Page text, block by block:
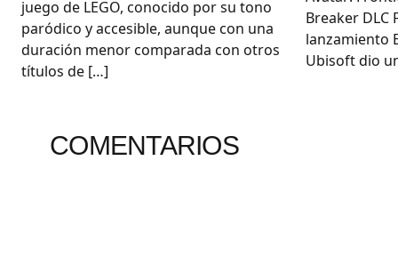
juego de LEGO, conocido por su tono
paródico y accesible, aunque con una
duración menor comparada con otros
títulos de […]
Breaker DLC
lanzamiento
Ubisoft dio
COMENTARIOS